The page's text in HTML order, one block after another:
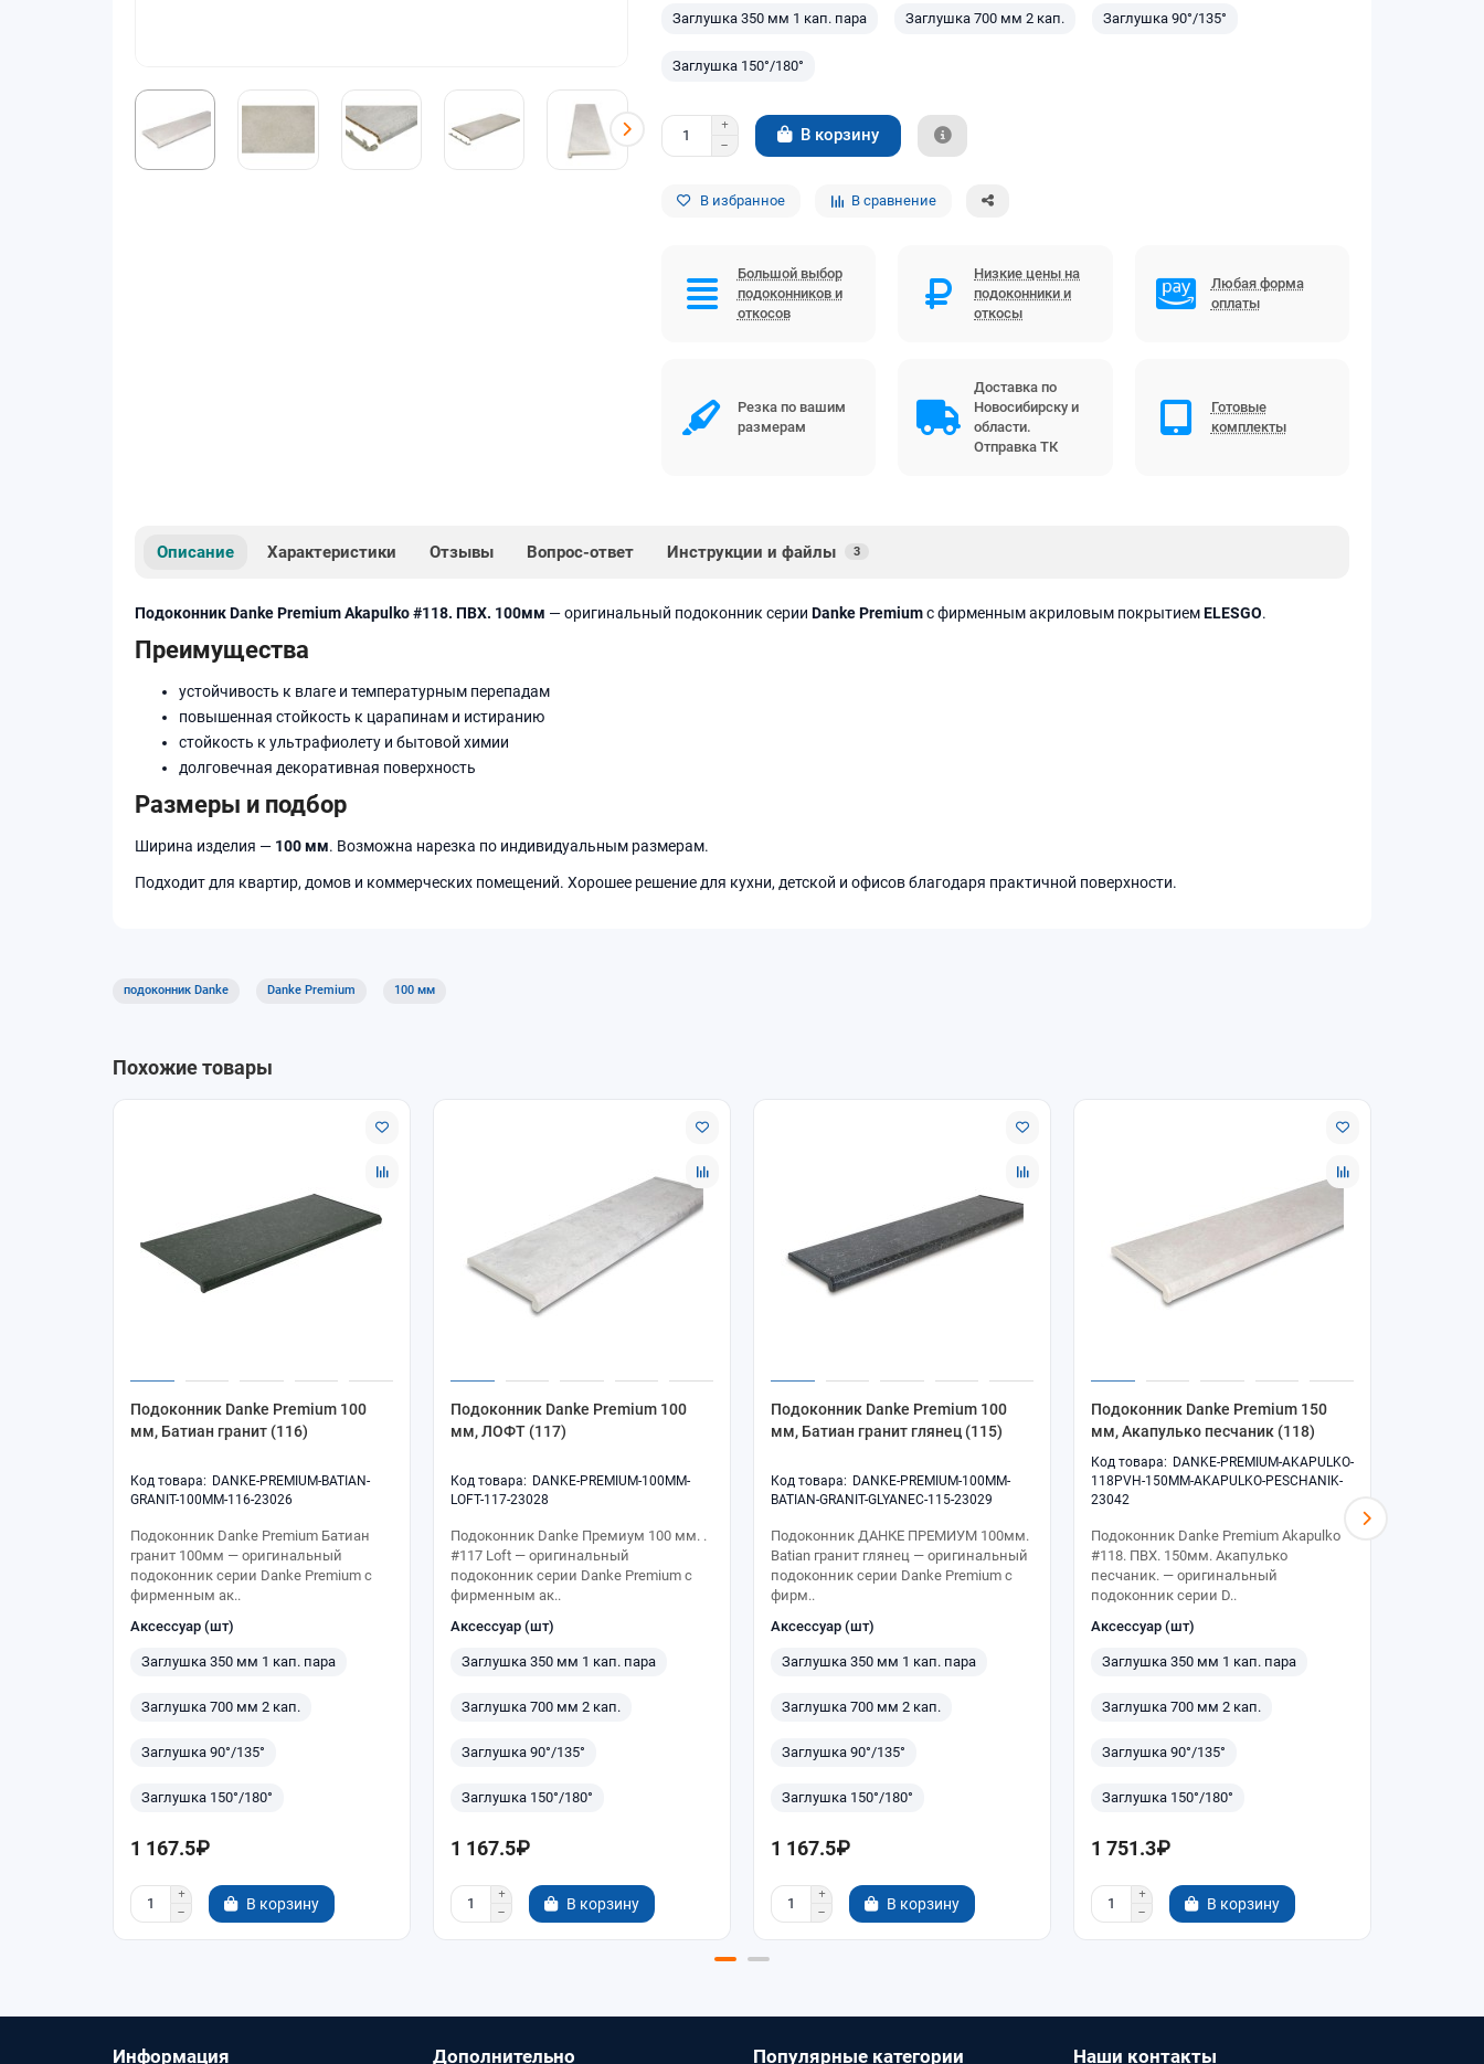
Заглушка 350 мм 1 кап. пара Заглушка 700 мм 2 кап. Заглушка 90°/135°
Заглушка 150°/180°
В корзину
В избранное В сравнение
Большой выбор
подоконников и
откосов
Низкие цены на
подоконники и
откосы
Любая форма
оплаты
Резка по вашим
размерам
Доставка по
Новосибирску и
области.
Отправка ТК
Готовые
комплекты
Описание Характеристики Отзывы Вопрос-ответ Инструкции и файлы 3
Подоконник Danke Premium Akapulko #118. ПВХ. 100мм — оригинальный подоконник серии Danke Premiumс фирменным акриловым покрытиемELESGO.
Преимущества
устойчивость к влаге и температурным перепадам
повышенная стойкость к царапинам и истиранию
стойкость к ультрафиолету и бытовой химии
долговечная декоративная поверхность
Размеры и подбор
Ширина изделия — 100 мм. Возможна нарезка по индивидуальным размерам.
Подходит для квартир, домов и коммерческих помещений. Хорошее решение для кухни, детской и офисов благодаря практичной поверхности.
подоконник Danke Danke Premium 100 мм
Похожие товары
Подоконник Danke Premium 100
мм, Батиан гранит (116)
DANKE-PREMIUM-BATIAN-
GRANIT-100MM-116-23026
Подоконник Danke Premium Батиан
гранит 100мм — оригинальный
подоконник серии Danke Premium с
фирменным ак..
Аксессуар (шт)
Заглушка 350 мм 1 кап. пара
Заглушка 700 мм 2 кап.
Заглушка 90°/135°
Заглушка 150°/180°
1 167.5₽
В корзину
Подоконник Danke Premium 100
мм, ЛОФТ (117)
DANKE-PREMIUM-100MM-
LOFT-117-23028
Подоконник Danke Премиум 100 мм. .
#117 Loft — оригинальный
подоконник серии Danke Premium с
фирменным ак..
Аксессуар (шт)
Заглушка 350 мм 1 кап. пара
Заглушка 700 мм 2 кап.
Заглушка 90°/135°
Заглушка 150°/180°
1 167.5₽
В корзину
Подоконник Danke Premium 100
мм, Батиан гранит глянец (115)
DANKE-PREMIUM-100MM-
BATIAN-GRANIT-GLYANEC-115-23029
Подоконник ДАНКЕ ПРЕМИУМ 100мм.
Batian гранит глянец — оригинальный
подоконник серии Danke Premium с
фирм..
Аксессуар (шт)
Заглушка 350 мм 1 кап. пара
Заглушка 700 мм 2 кап.
Заглушка 90°/135°
Заглушка 150°/180°
1 167.5₽
В корзину
Подоконник Danke Premium 150
мм, Акапулько песчаник (118)
DANKE-PREMIUM-AKAPULKO-
118PVH-150MM-AKAPULKO-PESCHANIK-
23042
Подоконник Danke Premium Akapulko
#118. ПВХ. 150мм. Акапулько
песчаник. — оригинальный
подоконник серии D..
Аксессуар (шт)
Заглушка 350 мм 1 кап. пара
Заглушка 700 мм 2 кап.
Заглушка 90°/135°
Заглушка 150°/180°
1 751.3₽
В корзину
Информация Дополнительно Популярные категории Наши контакты